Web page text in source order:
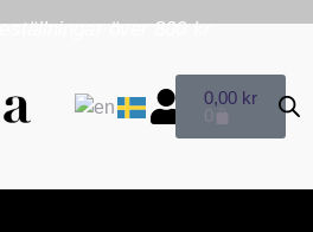
över 800 kr
0,00 kr
0